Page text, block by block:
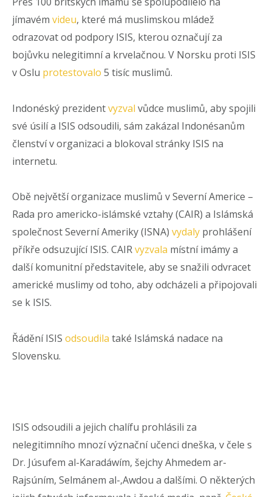
jímavém videu, které má muslimskou mládež
odrazovat od podpory ISIS, kterou označují za
bojůvku nelegitimní a krvelačnou. V Norsku proti ISIS
v Oslu protestovalo 5 tisíc muslimů.
Indonéský prezidentvyzval vůdce muslimů, aby spojili
své úsilí a ISIS odsoudili, sám zakázal Indonésanům
členství v organizaci a blokoval stránky ISIS na
internetu.
Obě největší organizace muslimů v Severní Americe –
Rada pro americko-islámské vztahy (CAIR) a Islámská
společnost Severní Ameriky (ISNA) vydaly prohlášení
příkře odsuzující ISIS. CAIRvyzvala místní imámy a
další komunitní představitele, aby se snažili odvracet
americké muslimy od toho, aby odcházeli a připojovali
se k ISIS.
Řádění ISIS odsoudila také Islámská nadace na
Slovensku.
ISIS odsoudili a jejich chalífu prohlásili za
nelegitimního mnozí význační učenci dneška, v čele s
Dr. Júsufem al-Karadáwím, šejchy Ahmedem ar-
Rajsúním, Selmánem al-‚Awdou a dalšími. O některých